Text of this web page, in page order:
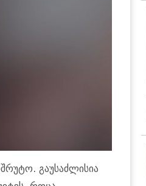
გაუსაძლისია